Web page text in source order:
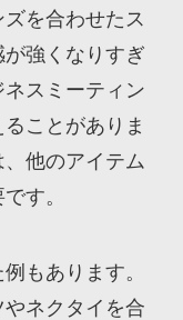
を合わせたス
強くなりすぎ
スミーティン
ことがありま
他のアイテム
す。
もあります。
ネクタイを合